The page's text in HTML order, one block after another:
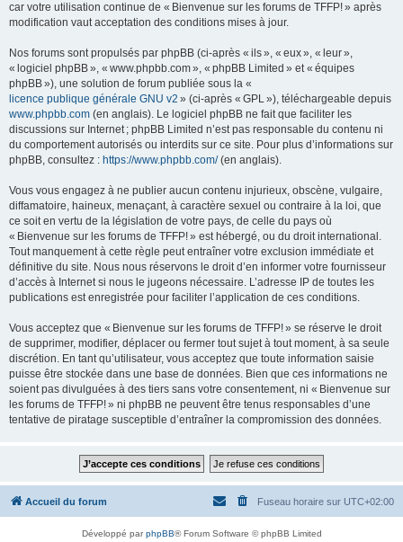
car votre utilisation continue de « Bienvenue sur les forums de TFFP! » après
modification vaut acceptation des conditions mises à jour.
Nos forums sont propulsés par phpBB (ci-après « ils », « eux », « leur »,
« logiciel phpBB », « www.phpbb.com », « phpBB Limited » et « équipes
phpBB »), une solution de forum publiée sous la «
licence publique générale GNU v2 » (ci-après « GPL »), téléchargeable depuis
www.phpbb.com (en anglais). Le logiciel phpBB ne fait que faciliter les
discussions sur Internet ; phpBB Limited n’est pas responsable du contenu ni
du comportement autorisés ou interdits sur ce site. Pour plus d’informations sur
phpBB, consultez : https://www.phpbb.com/(en anglais).
Vous vous engagez à ne publier aucun contenu injurieux, obscène, vulgaire,
diffamatoire, haineux, menaçant, à caractère sexuel ou contraire à la loi, que
ce soit en vertu de la législation de votre pays, de celle du pays où
« Bienvenue sur les forums de TFFP! » est hébergé, ou du droit international.
Tout manquement à cette règle peut entraîner votre exclusion immédiate et
définitive du site. Nous nous réservons le droit d’en informer votre fournisseur
d’accès à Internet si nous le jugeons nécessaire. L’adresse IP de toutes les
publications est enregistrée pour faciliter l’application de ces conditions.
Vous acceptez que « Bienvenue sur les forums de TFFP! » se réserve le droit
de supprimer, modifier, déplacer ou fermer tout sujet à tout moment, à sa seule
discrétion. En tant qu’utilisateur, vous acceptez que toute information saisie
puisse être stockée dans une base de données. Bien que ces informations ne
soient pas divulguées à des tiers sans votre consentement, ni « Bienvenue sur
les forums de TFFP! » ni phpBB ne peuvent être tenus responsables d’une
tentative de piratage susceptible d’entraîner la compromission des données.
Accueil du forum Fuseau horaire sur UTC+02:00
Développé parphpBB® Forum Software © phpBB Limited